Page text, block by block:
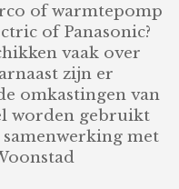
of warmtepomp
of Panasonic?
vaak over
zijn er
omkastingen van
worden gebruikt
met